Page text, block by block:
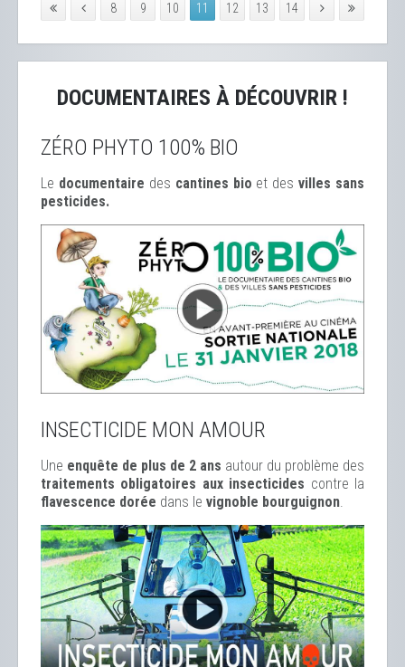
8 9 10 11 12 13 14
DOCUMENTAIRES À DÉCOUVRIR !
ZÉRO PHYTO 100% BIO
Le documentaire des cantines bio et desvilles sans
pesticides.
INSECTICIDE MON AMOUR
Une enquête de plus de 2 ans autour du problème des
traitements obligatoires aux insecticides contre la
flavescence dorée dans le vignoble bourguignon.